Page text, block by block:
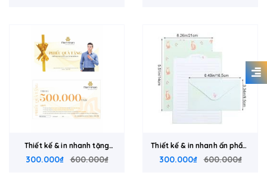
Thiết kế & in nhanh tặng
phẩm
300.000₫ 600.000₫
Thiết kế & in nhanh ấn phẩm
văn phòng
300.000₫ 600.000₫